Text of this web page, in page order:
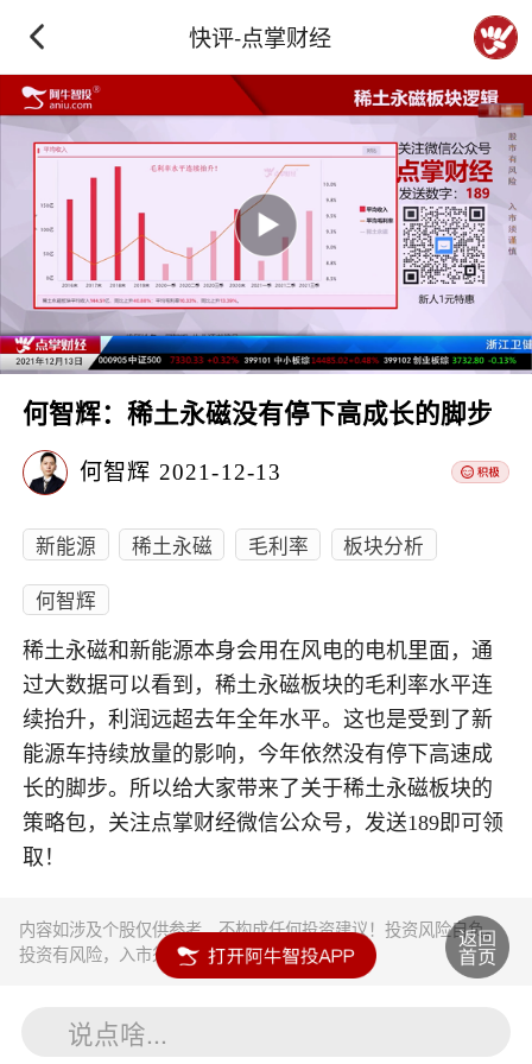
快评-点掌财经
何智辉：稀土永磁没有停下高成长的脚步
何智辉 2021-12-13
新能源 稀土永磁 毛利率
板块分析
何智辉
稀土永磁和新能源本身会用在风电的电机里面，通
过大数据可以看到，稀土永磁板块的毛利率水平连
续抬升，利润远超去年全年水平。这也是受到了新
能源车持续放量的影响，今年依然没有停下高速成
长的脚步。所以给大家带来了关于稀土永磁板块的
策略包，关注点掌财经微信公众号，发送189即可领
取！
内容如涉及个股仅供参考，不构成任何投资建议！投资风险自负。
投资有风险，入市须谨慎。
说点啥...